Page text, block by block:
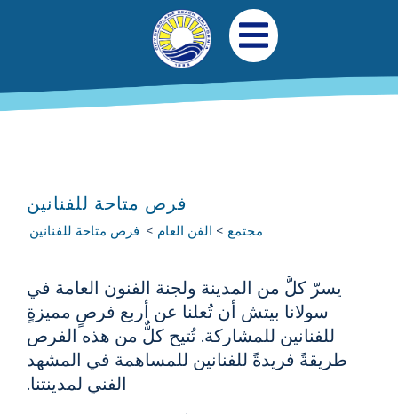
تجاوز إلى المحتوى الرئيسيالتنقل الرئيسي
افتح قائمة الجوال
فرص متاحة للفنانين
مجتمع الفن العام فرص متاحة للفنانين
يسرّ كلٌّ من المدينة ولجنة الفنون العامة في
سولانا بيتش أن تُعلنا عن أربع فرصٍ مميزةٍ
للفنانين للمشاركة. تُتيح كلٌّ من هذه الفرص
طريقةً فريدةً للفنانين للمساهمة في المشهد
الفني لمدينتنا.